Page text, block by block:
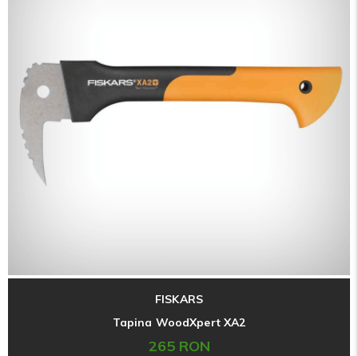
FISKARS
Tapina WoodXpert XA2
265 RON